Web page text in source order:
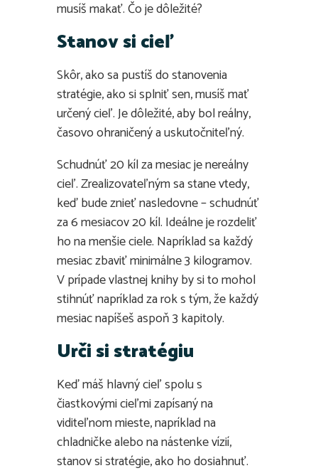
musíš makať. Čo je dôležité?
Stanov si cieľ
Skôr, ako sa pustíš do stanovenia
stratégie, ako si splniť sen, musíš mať
určený cieľ. Je dôležité, aby bol reálny,
časovo ohraničený a uskutočniteľný.
Schudnúť 20 kíl za mesiac je nereálny
cieľ. Zrealizovateľným sa stane vtedy,
keď bude znieť nasledovne – schudnúť
za 6 mesiacov 20 kíl. Ideálne je rozdeliť
ho na menšie ciele. Napríklad sa každý
mesiac zbaviť minimálne 3 kilogramov.
V prípade vlastnej knihy by si to mohol
stihnúť napríklad za rok s tým, že každý
mesiac napíšeš aspoň 3 kapitoly.
Urči si stratégiu
Keď máš hlavný cieľ spolu s
čiastkovými cieľmi zapísaný na
viditeľnom mieste, napríklad na
chladničke alebo na nástenke vízií,
stanov si stratégie, ako ho dosiahnuť.